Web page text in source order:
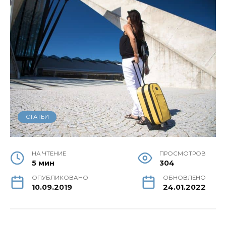
СТАТЬИ
НА ЧТЕНИЕ
5 мин
ПРОСМОТРОВ
304
ОПУБЛИКОВАНО
10.09.2019
ОБНОВЛЕНО
24.01.2022